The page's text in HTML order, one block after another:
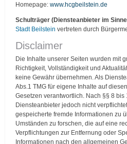
Homepage: www.hcgbeilstein.de
Schulträger (Diensteanbieter im
Stadt Beilstein vertreten durch
Disclaimer
Die Inhalte unserer Seiten wurden mit
Richtigkeit, Vollständigkeit und
keine Gewähr übernehmen. Als
Abs.1 TMG für eigene Inhalte auf
Gesetzen verantwortlich. Nach §§ 8 bis
Diensteanbieter jedoch nicht
gespeicherte fremde Informationen zu
Umständen zu forschen, die auf eine
Verpflichtungen zur Entfernung oder
Informationen nach den allgemeinen